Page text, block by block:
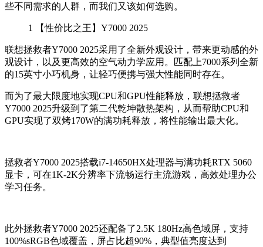
些不同需求的人群，而我们又该如何选购。
1 【性价比之王】Y7000 2025
联想拯救者Y7000 2025采用了全新外观设计，带来更动感的外
观设计，以及更高效的空气动力学应用。匹配上7000系列全新
的15英寸小巧机身，让轻巧便携与强大性能同时存在。
而为了最大限度地实现CPU和GPU性能释放，联想拯救者
Y7000 2025升级到了第二代乾坤散热架构， 从而帮助CPU和
GPU实现了双烤170W的满功耗释放，将性能输出最大化。
拯救者Y7000 2025搭载i7-14650HX处理器与满功耗RTX 5060
显卡，可在1K-2K分辨率下流畅运行主流游戏，高效处理办公
学习任务。
此外拯救者Y7000 2025还配备了2.5K 180Hz高色域屏，支持
100%sRGB色域覆盖，屏占比超90%，典型值亮度达到